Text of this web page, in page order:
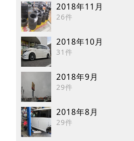
2018年11月
26件
2018年10月
31件
2018年9月
29件
2018年8月
29件